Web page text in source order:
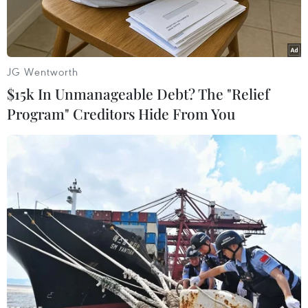
Gaet’ale Pond. (Nguồn: odditycentral.com)
Gaet’ale Pond, một hồ nước nhỏ nằm gần miệng
núi lửa Dallol ở Ethiopia’s Danakil Depression
được cho là hồ nước mặn nhất trên thế giới, với
độ mặn 43%.
Để so sánh, Biển Chết nổi tiếng hơn nhưng cũng
chỉ có độ mặn 33,7% và các đại dương trên thế
JG Wentworth
$15k In Unmanageable Debt? The "Relief
Program" Creditors Hide From You